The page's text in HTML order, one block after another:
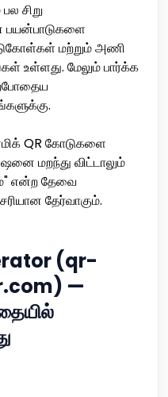
சிறு
மற்றும் அணி
உள்ளது. மேலும் பார்க்க
QR கோடுகளை
மறந்து விட்டாலும்
என்ற தேவை
தேர்வாகும்.
(qr-
—